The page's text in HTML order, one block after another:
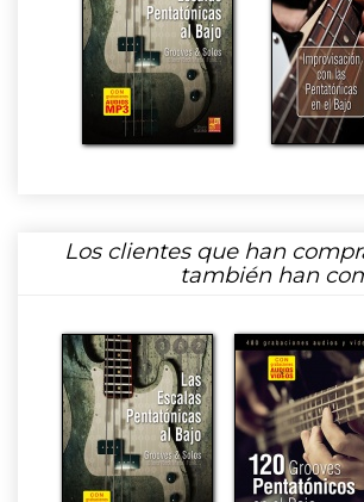
Los clientes que han
también han